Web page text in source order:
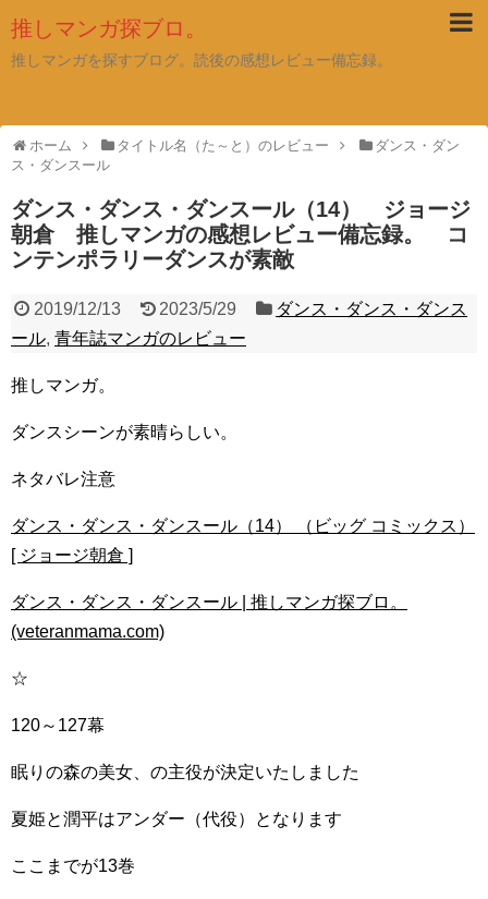
推しマンガ探ブロ。
推しマンガを探すブログ。読後の感想レビュー備忘録。
ホーム タイトル名（た～と）のレビュー
ダンス・ダン
ス・ダンスール
ダンス・ダンス・ダンスール（14） ジョージ
朝倉 推しマンガの感想レビュー備忘録。 コ
ンテンポラリーダンスが素敵
2019/12/13 2023/5/29
ダンス・ダンス・ダンス
ール, 青年誌マンガのレビュー
推しマンガ。
ダンスシーンが素晴らしい。
ネタバレ注意
ダンス・ダンス・ダンスール（14） （ビッグ コミックス）
[ ジョージ朝倉 ]
ダンス・ダンス・ダンスール | 推しマンガ探ブロ。
(veteranmama.com)
☆
120～127幕
眠りの森の美女、の主役が決定いたしました
夏姫と潤平はアンダー（代役）となります
ここまでが13巻